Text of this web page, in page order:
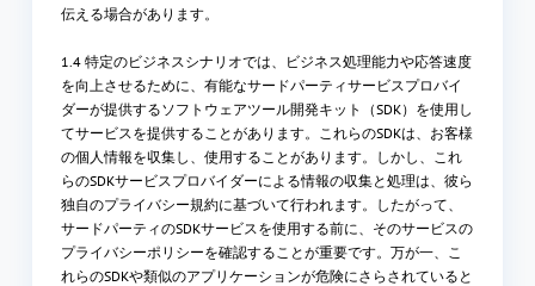
伝える場合があります。
1.4 特定のビジネスシナリオでは、ビジネス処理能力や応答速度
を向上させるために、有能なサードパーティサービスプロバイ
ダーが提供するソフトウェアツール開発キット（SDK）を使用し
てサービスを提供することがあります。これらのSDKは、お客様
の個人情報を収集し、使用することがあります。しかし、これ
らのSDKサービスプロバイダーによる情報の収集と処理は、彼ら
独自のプライバシー規約に基づいて行われます。したがって、
サードパーティのSDKサービスを使用する前に、そのサービスの
プライバシーポリシーを確認することが重要です。万が一、こ
れらのSDKや類似のアプリケーションが危険にさらされていると